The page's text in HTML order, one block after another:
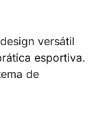
versátil
esportiva.
de